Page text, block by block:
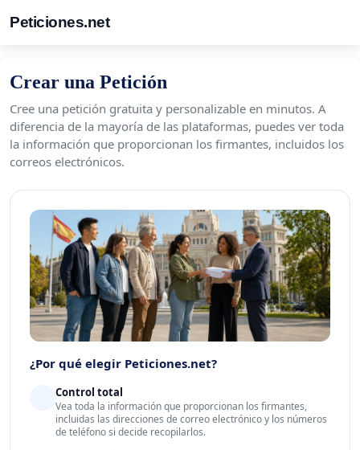
Peticiones.net
Crear una Petición
Cree una petición gratuita y personalizable en minutos. A
diferencia de la mayoría de las plataformas, puedes ver toda
la información que proporcionan los firmantes, incluidos los
correos electrónicos.
¿Por qué elegir Peticiones.net?
Control total
Vea toda la información que proporcionan los firmantes,
incluidas las direcciones de correo electrónico y los números
de teléfono si decide recopilarlos.